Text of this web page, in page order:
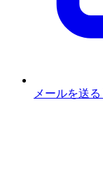
メールを送る